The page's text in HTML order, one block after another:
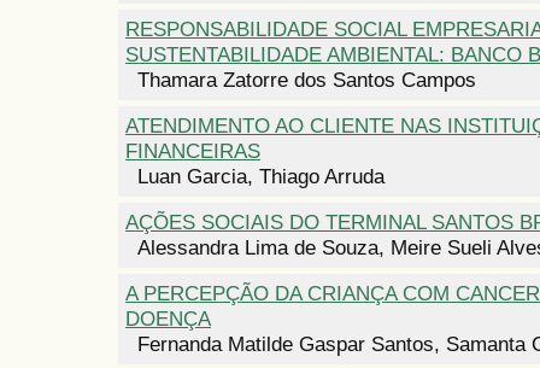
RESPONSABILIDADE SOCIAL
SUSTENTABILIDADE AMBIENTAL: BANCO
Thamara Zatorre dos Santos Campos
ATENDIMENTO AO CLIENTE NAS
FINANCEIRAS
Luan Garcia, Thiago Arruda
AÇÕES SOCIAIS DO TERMINAL SANTOS
Alessandra Lima de Souza, Meire Sueli
A PERCEPÇÃO DA CRIANÇA COM
DOENÇA
Fernanda Matilde Gaspar Santos, Samanta